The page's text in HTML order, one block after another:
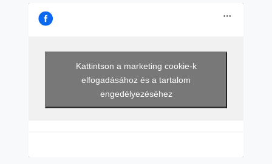
Kattintson a marketing cookie-k
elfogadásához és a tartalom
engedélyezéséhez